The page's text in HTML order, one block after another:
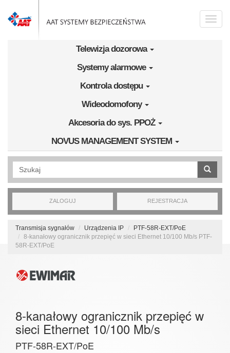
Toggle
Telewizja dozorowa
Systemy alarmowe
Kontrola dostępu
Wideodomofony
Akcesoria do sys. PPOŻ
NOVUS MANAGEMENT SYSTEM
Wyszukiwanie pełnotekstowe
ZALOGUJ REJESTRACJA
Transmisja sygnałów Urządzenia IP
PTF-58R-EXT/PoE
8-kanałowy ogranicznik przepięć w sieci Ethernet 10/100 Mb/s PTF-
58R-EXT/PoE
8-kanałowy ogranicznik przepięć w
sieci Ethernet 10/100 Mb/s
PTF-58R-EXT/PoE